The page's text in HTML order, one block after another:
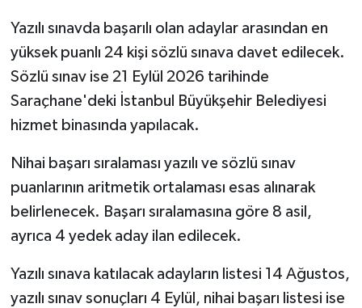
Yazılı sınavda başarılı olan adaylar arasından en
yüksek puanlı 24 kişi sözlü sınava davet edilecek.
Sözlü sınav ise 21 Eylül 2026 tarihinde
Saraçhane'deki İstanbul Büyükşehir Belediyesi
hizmet binasında yapılacak.
Nihai başarı sıralaması yazılı ve sözlü sınav
puanlarının aritmetik ortalaması esas alınarak
belirlenecek. Başarı sıralamasına göre 8 asil,
ayrıca 4 yedek aday ilan edilecek.
Yazılı sınava katılacak adayların listesi 14 Ağustos,
yazılı sınav sonuçları 4 Eylül, nihai başarı listesi ise